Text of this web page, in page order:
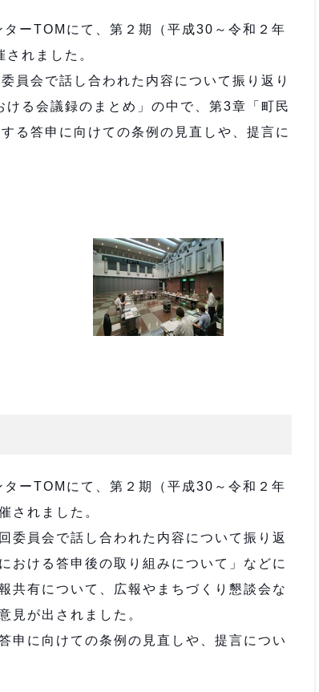
ーTOMにて、第２期（平成30～令和２年
れました。
員会で話し合われた内容について振り返り
る会議録のまとめ」の中で、第3章「町民
る答申に向けての条例の見直しや、提言に
ーTOMにて、第２期（平成30～令和２年
されました。
員会で話し合われた内容について振り返
おける答申後の取り組みについて」などに
共有について、広報やまちづくり懇談会な
見が出されました。
に向けての条例の見直しや、提言につい